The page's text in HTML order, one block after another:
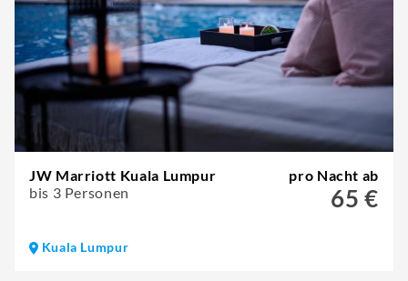
JW Marriott Kuala Lumpur
bis 3 Personen
pro Nacht ab
65 €
Kuala Lumpur